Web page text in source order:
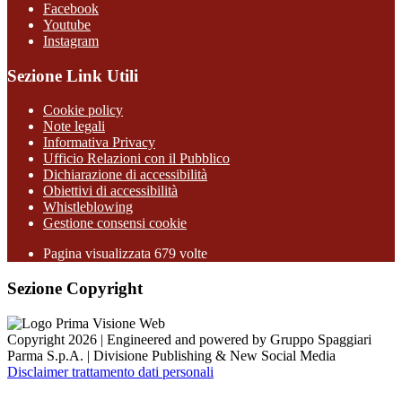
Facebook
Youtube
Instagram
Sezione Link Utili
Cookie policy
Note legali
Informativa Privacy
Ufficio Relazioni con il Pubblico
Dichiarazione di accessibilità
Obiettivi di accessibilità
Whistleblowing
Gestione consensi cookie
Pagina visualizzata 679 volte
Sezione Copyright
Copyright 2026 | Engineered and powered by Gruppo Spaggiari
Parma S.p.A. | Divisione Publishing & New Social Media
Disclaimer trattamento dati personali